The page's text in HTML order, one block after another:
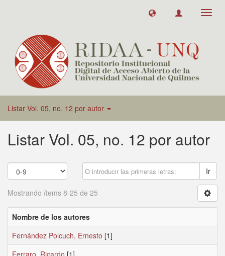
Listar Vol. 05, no. 12 por autor
Listar Vol. 05, no. 12 por autor
Ir
Mostrando ítems 8-25 de 25
Nombre de los autores
Fernández Polcuch, Ernesto [1]
Ferraro, Ricardo [1]